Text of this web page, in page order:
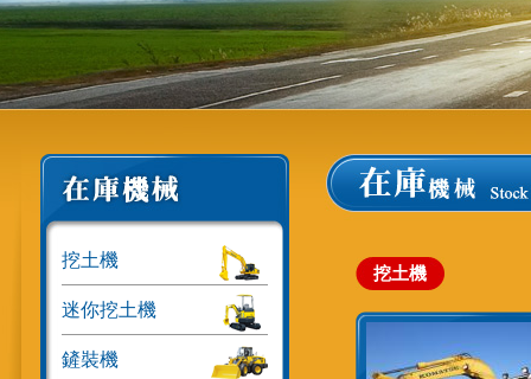
挖土機
迷你挖土機
鏟裝機
挖土機